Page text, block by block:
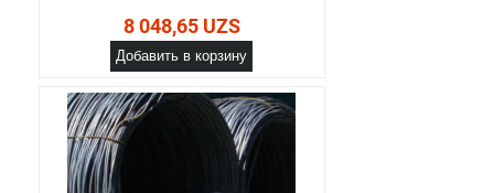
8 048,65 UZS
Добавить в корзину